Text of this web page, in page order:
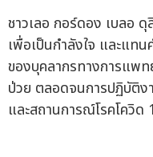
ชาวเลอ กอร์ดอง เบลอ
เพื่อเป็นกำลังใจ และแท
ของบุคลากรทางการแพ
ป่วย ตลอดจนการปฏิบัติ
และสถานการณ์โรคโควิด